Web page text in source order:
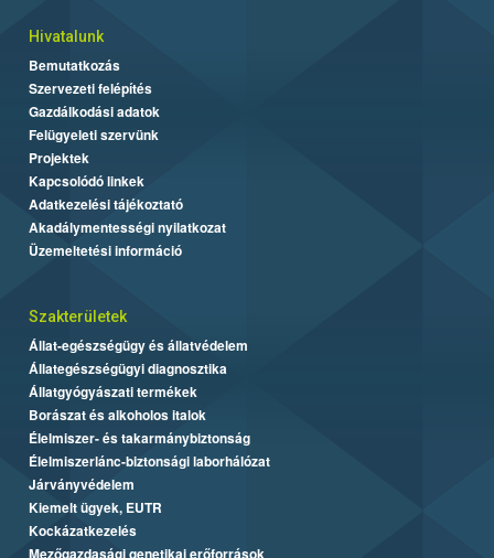
Hivatalunk
Bemutatkozás
Szervezeti felépítés
Gazdálkodási adatok
Felügyeleti szervünk
Projektek
Kapcsolódó linkek
Adatkezelési tájékoztató
Akadálymentességi nyilatkozat
Üzemeltetési információ
Szakterületek
Állat-egészségügy és állatvédelem
Állategészségügyi diagnosztika
Állatgyógyászati termékek
Borászat és alkoholos italok
Élelmiszer- és takarmánybiztonság
Élelmiszerlánc-biztonsági laborhálózat
Járványvédelem
Kiemelt ügyek, EUTR
Kockázatkezelés
Mezőgazdasági genetikai erőforrások